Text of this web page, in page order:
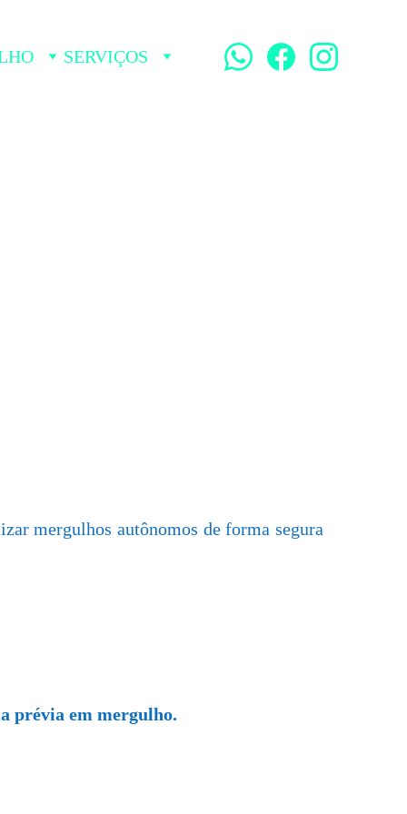
SERVIÇOS
mergulhos autônomos de forma segura
prévia em mergulho.